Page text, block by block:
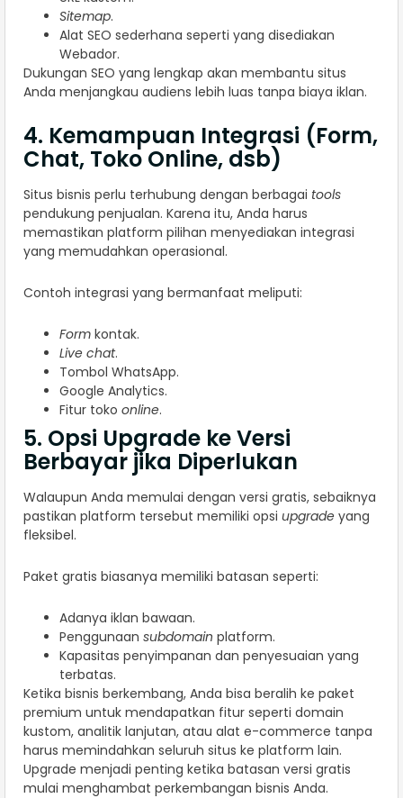
Sitemap.
Alat SEO sederhana seperti yang disediakan
Webador.
Dukungan SEO yang lengkap akan membantu situs
Anda menjangkau audiens lebih luas tanpa biaya iklan.
4. Kemampuan Integrasi (Form,
Chat, Toko Online, dsb)
Situs bisnis perlu terhubung dengan berbagai tools
pendukung penjualan. Karena itu, Anda harus
memastikan platform pilihan menyediakan integrasi
yang memudahkan operasional.
Contoh integrasi yang bermanfaat meliputi:
Form kontak.
Live chat.
Tombol WhatsApp.
Google Analytics.
Fitur toko online.
5. Opsi Upgrade ke Versi
Berbayar jika Diperlukan
Walaupun Anda memulai dengan versi gratis, sebaiknya
pastikan platform tersebut memiliki opsi upgrade yang
fleksibel.
Paket gratis biasanya memiliki batasan seperti:
Adanya iklan bawaan.
Penggunaan subdomain platform.
Kapasitas penyimpanan dan penyesuaian yang
terbatas.
Ketika bisnis berkembang, Anda bisa beralih ke paket
premium untuk mendapatkan fitur seperti domain
kustom, analitik lanjutan, atau alat e-commerce tanpa
harus memindahkan seluruh situs ke platform lain.
Upgrade menjadi penting ketika batasan versi gratis
mulai menghambat perkembangan bisnis Anda.